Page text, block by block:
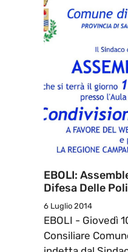
EBOLI:
Difesa Delle
6 Luglio 2014
EBOLI - Giovedì
Consiliare